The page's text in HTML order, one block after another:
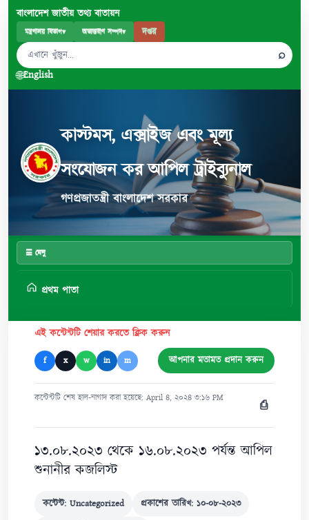
বাংলাদেশ জাতীয় তথ্য বাতায়ন
মন্ত্রণালয় বিভাগ▾ অভ্যন্তরীণ সম্পদ▾ দপ্তর
⌕
🌐English
কাস্টমস, এক্সাইজ এবং মূল্য
সংযোজন কর আপিল ট্রাইব্যুনাল
গণপ্রজাতন্ত্রী বাংলাদেশ সরকার
☰ মেনু
প্রথম পাতা
এই কন্টেন্টটি শেয়ার করতে ক্লিক করুন
f x w in m আপনার মতামত প্রদান করুন
কন্টেন্টটি শেষ হাল-নাগাদ করা হয়েছে: April ৪, ২০২৪ ৩:১৬ PM ⎙
১৩.০৮.২০২৩ থেকে ১৬.০৮.২০২৩ পর্যন্ত আপিল
শুনানীর কজলিস্ট
কন্টেন্ট: Uncategorized প্রকাশের তারিখ: ১০-০৮-২০২৩